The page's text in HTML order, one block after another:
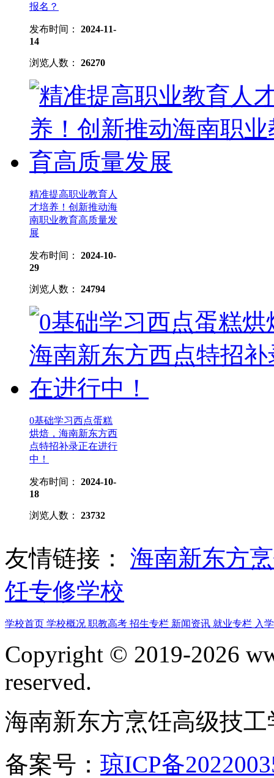
报名？
发布时间： 2024-11-
14
浏览人数： 26270
精准提高职业教育人
才培养！创新推动海
南职业教育高质量发
展
发布时间： 2024-10-
29
浏览人数： 24794
0基础学习西点蛋糕
烘焙，海南新东方西
点特招补录正在进行
中！
发布时间： 2024-10-
18
浏览人数： 23732
友情链接：
海南新东方
饪专修学校
学校首页 学校概况 职教高考 招生专栏 新闻资讯 就业专栏 入
Copyright © 2019-2026
reserved.
海南新东方烹饪高级技
备案号： 琼ICP备